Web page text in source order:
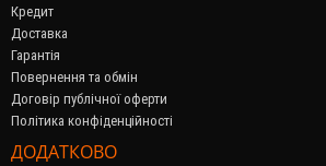
Кредит
Доставка
Гарантія
Повернення та обмін
Договір публічної оферти
Політика конфіденційності
ДОДАТКОВО